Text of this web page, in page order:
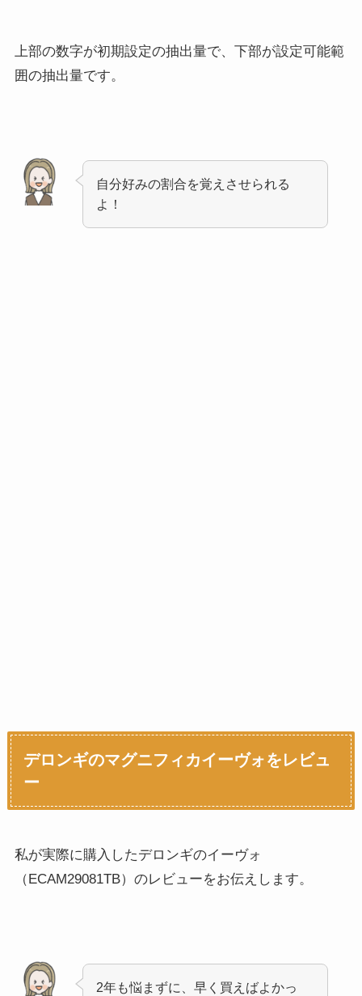
上部の数字が初期設定の抽出量で、下部が設定可能範
囲の抽出量です。
自分好みの割合を覚えさせられる
よ！
デロンギのマグニフィカイーヴォをレビュ
ー
私が実際に購入したデロンギのイーヴォ
（ECAM29081TB）のレビューをお伝えします。
2年も悩まずに、早く買えばよかっ